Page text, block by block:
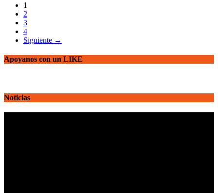
1
2
3
4
Siguiente →
Apoyanos con un LIKE
Noticias